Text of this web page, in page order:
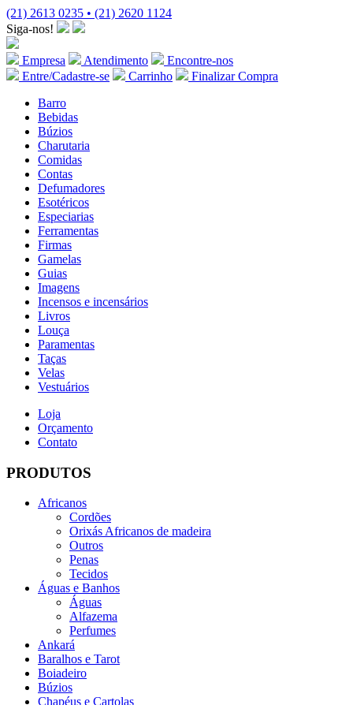
(21) 2613 0235 • (21) 2620 1124
Siga-nos!
Empresa Atendimento
Encontre-nos
Entre/Cadastre-se
Carrinho
Finalizar Compra
Barro
Bebidas
Búzios
Charutaria
Comidas
Contas
Defumadores
Esotéricos
Especiarias
Ferramentas
Firmas
Gamelas
Guias
Imagens
Incensos e incensários
Livros
Louça
Paramentas
Taças
Velas
Vestuários
Loja
Orçamento
Contato
PRODUTOS
Africanos
Cordões
Orixás Africanos de madeira
Outros
Penas
Tecidos
Águas e Banhos
Águas
Alfazema
Perfumes
Ankará
Baralhos e Tarot
Boiadeiro
Búzios
Chapéus e Cartolas